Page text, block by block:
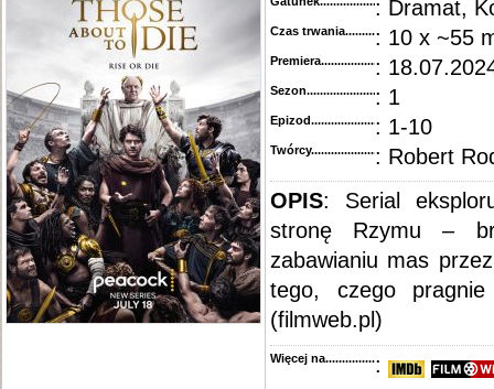
: Dramat,
Czas trwania......................................
: 10 x ~55
Premiera..........................................
:
Sezon.............................................
: 1
Epizod............................................
: 1-10
Twórcy...........................................
: Robert
OPIS: Serial
stronę Rzymu –
zabawianiu mas
tego, czego
(filmweb.pl)
Więcej na........................................
: